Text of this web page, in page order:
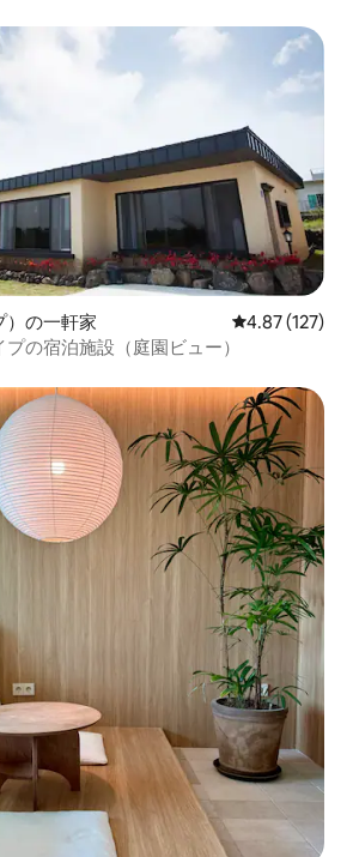
）の一軒家 レビュー127
4.87 (127)
の宿泊施設（庭園ビュー）